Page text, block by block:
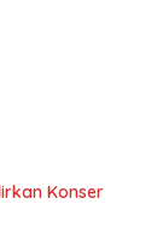
Konser